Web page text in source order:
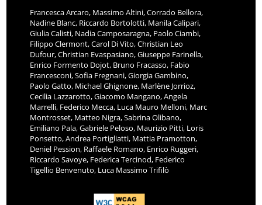
Francesca Arcaro, Massimo Altini, Corrado Bellora,
Nadine Blanc, Riccardo Bortolotti, Manila Calipari,
Giulia Calisti, Nadia Camposaragna, Paolo Ciambi,
Filippo Clermont, Carol Di Vito, Christian Leo
Dufour, Christian Evaspasiano, Giuseppe Farinella,
Enrico Formento Dojot, Bruno Fracasso, Fabio
Francesconi, Sofia Fregnani, Giorgia Gambino,
Paolo Gatto, Michael Ghignone, Marlène Jorrioz,
Cecilia Lazzarotto, Giacomo Mangano, Angela
Marrelli, Federico Mecca, Luca Mauro Melloni, Marc
Montrosset, Matteo Nigra, Sabrina Olibano,
Emiliano Pala, Gabriele Peloso, Maurizio Pitti, Loris
Ponsetto, Andrea Portigliatti, Mattia Pramotton,
Deniel Pession, Raffaele Romano, Enrico Ruggeri,
Riccardo Savoye, Federica Tercinod, Federico
Tigellio Benvenuto, Luca Massimo Trifilò